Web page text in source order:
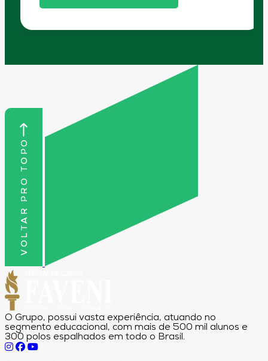
VOLTAR PRO TOPO
O Grupo, possui vasta experiência, atuando no
segmento educacional, com mais de 500 mil alunos e
300 polos espalhados em todo o Brasil.